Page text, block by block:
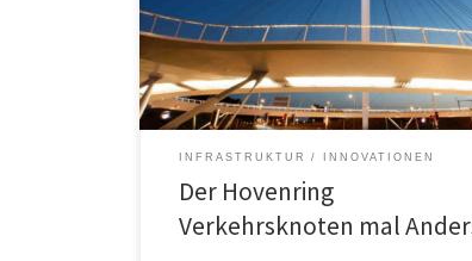
Deutschen ja bekanntlich um einiges voraus.
INFRASTRUKTUR INNOVATIONEN
Der Hovenring
Verkehrsknoten mal